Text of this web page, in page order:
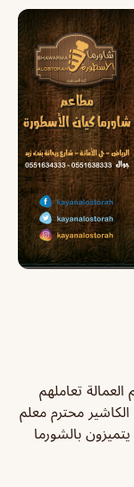
تعاملهم
محترم معلم
بالشورما